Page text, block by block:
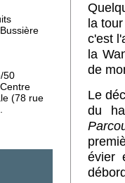
50
(78 rue
la
c'est
la
de
Le
du
évier